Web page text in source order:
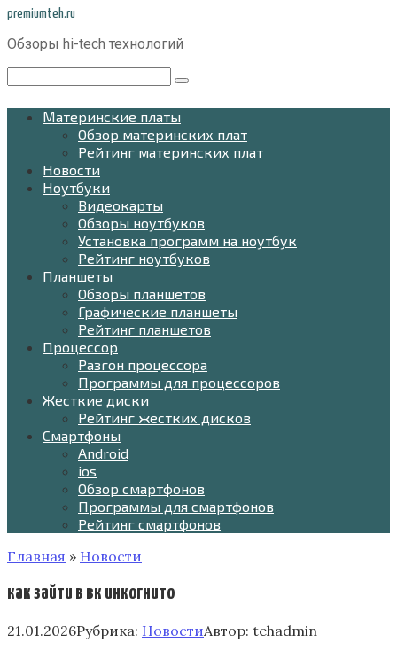
Перейти
контенту
premiumteh.ru
Обзоры hi-tech технологий
Материнские платы
Обзор материнских плат
Рейтинг материнских плат
Новости
Ноутбуки
Видеокарты
Обзоры ноутбуков
Установка программ на ноутбук
Рейтинг ноутбуков
Планшеты
Обзоры планшетов
Графические планшеты
Рейтинг планшетов
Процессор
Разгон процессора
Программы для процессоров
Жесткие диски
Рейтинг жестких дисков
Смартфоны
Android
ios
Обзор смартфонов
Программы для смартфонов
Рейтинг смартфонов
Главная » Новости
как зайти в вк инкогнито
21.01.2026Рубрика: НовостиАвтор: tehadmin